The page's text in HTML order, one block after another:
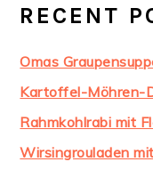
RECENT
Omas
Kartoffel-Möhren-
Rahmkohlrabi mit
Wirsingrouladen